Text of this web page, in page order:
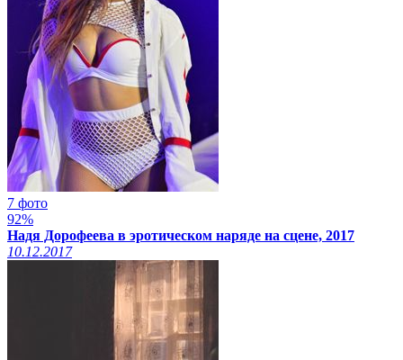
7 фото
92%
Надя Дорофеева в эротическом наряде на сцене, 2017
10.12.2017